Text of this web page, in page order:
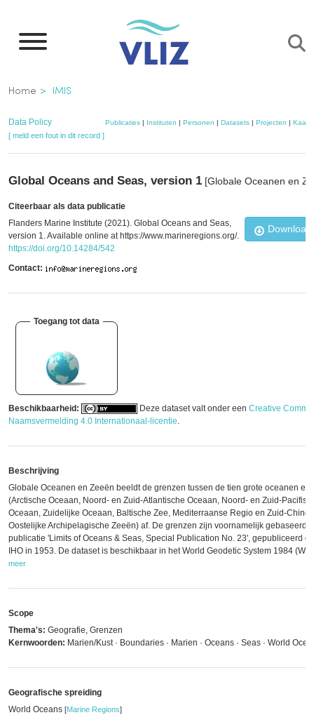
naar
inhoud
gaan
Kruimelpad
Home IMIS
Data Policy Publicaties| Instituten | Personen | Datasets| Projecten |
[ meld een fout in dit record ]
Global Oceans and Seas, version 1 [Globale Oceanen en
Citeerbaar als data publicatie
Flanders Marine Institute (2021). Global Oceans and Seas,
version 1. Available online at https://www.marineregions.org/.
https://doi.org/10.14284/542
Contact:
Toegang tot data
Beschikbaarheid: Deze dataset valt onder een Creative
Naamsvermelding 4.0 Internationaal-licentie.
Beschrijving
Globale Oceanen en Zeeën beeldt de grenzen tussen de tien grote oceanen en
(Arctische Oceaan, Noord- en Zuid-Atlantische Oceaan, Noord- en Zuid-
Oceaan, Zuidelijke Oceaan, Baltische Zee, Mediterraanse Regio en Zuid-
Oostelijke Archipelagische Zeeën) af. De grenzen zijn voornamelijk gebaseerd
publicatie 'Limits of Oceans & Seas, Special Publication No. 23', gepubliceerd
IHO in 1953. De dataset is beschikbaar in het World Geodetic System 1984
meer
Scope
Thema's: Geografie, Grenzen
Kernwoorden: Marien/Kust · Boundaries · Marien · Oceans · Seas · World
Geografische spreiding
World Oceans [Marine Regions]